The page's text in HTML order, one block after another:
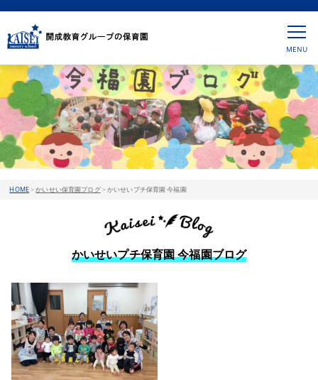
HOME>かいせい保育園ブログ>かいせいプチ保育園 今福園
かいせいプチ保育園 今福園ブログ